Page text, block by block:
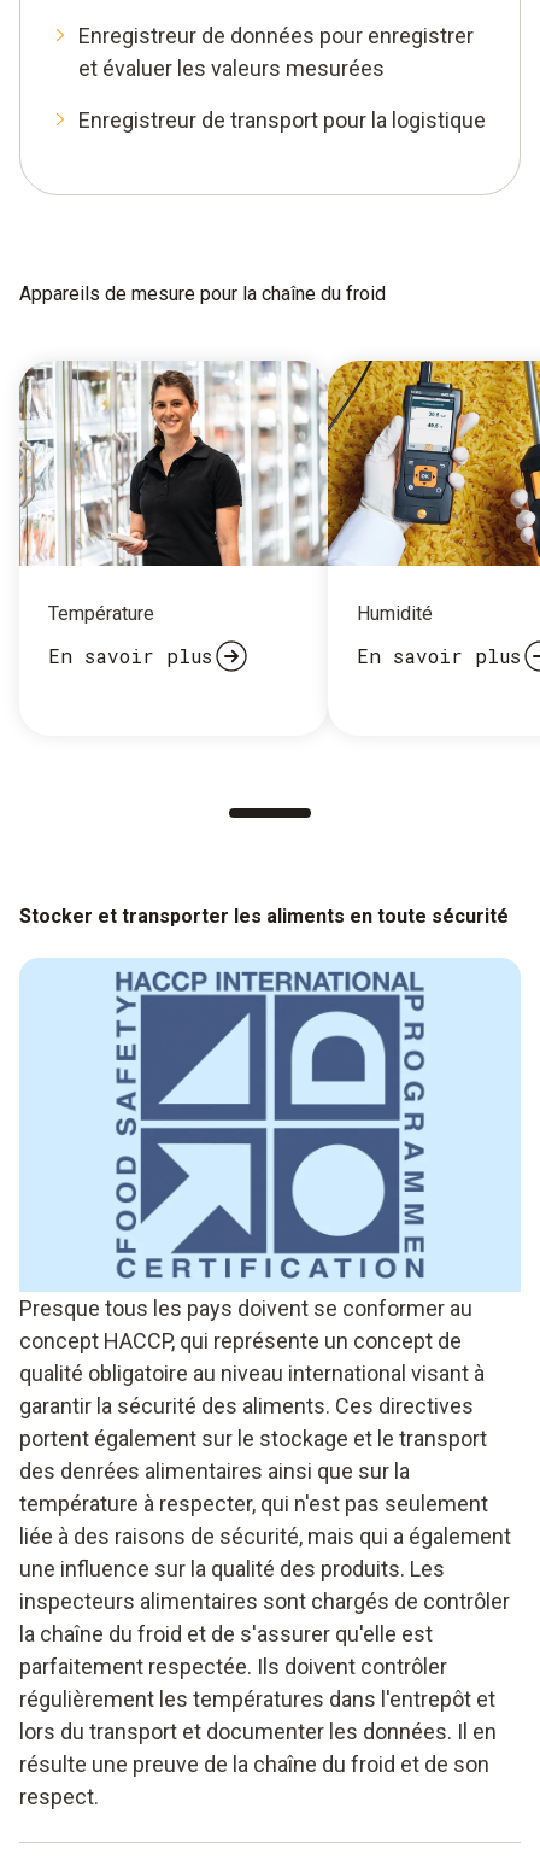
Enregistreur de données pour enregistrer
et évaluer les valeurs mesurées
Enregistreur de transport pour la logistique
Appareils de mesure pour la chaîne du froid
Température
En savoir plus
Humidité
En savoir plus
Stocker et transporter les aliments en toute sécurité
Presque tous les pays doivent se conformer au
concept HACCP, qui représente un concept de
qualité obligatoire au niveau international visant à
garantir la sécurité des aliments. Ces directives
portent également sur le stockage et le transport
des denrées alimentaires ainsi que sur la
température à respecter, qui n'est pas seulement
liée à des raisons de sécurité, mais qui a également
une influence sur la qualité des produits. Les
inspecteurs alimentaires sont chargés de contrôler
la chaîne du froid et de s'assurer qu'elle est
parfaitement respectée. Ils doivent contrôler
régulièrement les températures dans l'entrepôt et
lors du transport et documenter les données. Il en
résulte une preuve de la chaîne du froid et de son
respect.